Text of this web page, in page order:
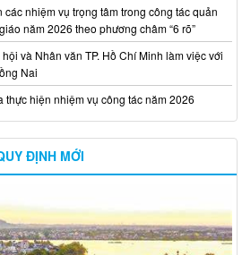
nhiệm vụ trọng tâm trong công tác quản
năm 2026 theo phương châm “6 rõ”
và Nhân văn TP. Hồ Chí Minh làm việc với
Nai
thực hiện nhiệm vụ công tác năm 2026
ĐỊNH MỚI